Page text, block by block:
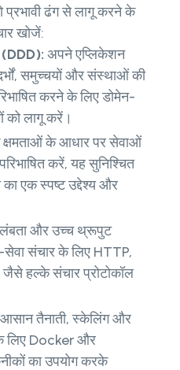
प्रभावी ढंग से लागू करने के
खोजें:
(DDD): अपने एप्लिकेशन
समुच्चयों और संस्थाओं की
करने के लिए डोमेन-
को लागू करें।
क्षमताओं के आधार पर सेवाओं
करें, यह सुनिश्चित
एक स्पष्ट उद्देश्य और
और उच्च थ्रूपुट
संचार के लिए HTTP,
हल्के संचार प्रोटोकॉल
तैनाती, स्केलिंग और
लिए Docker और
का उपयोग करके